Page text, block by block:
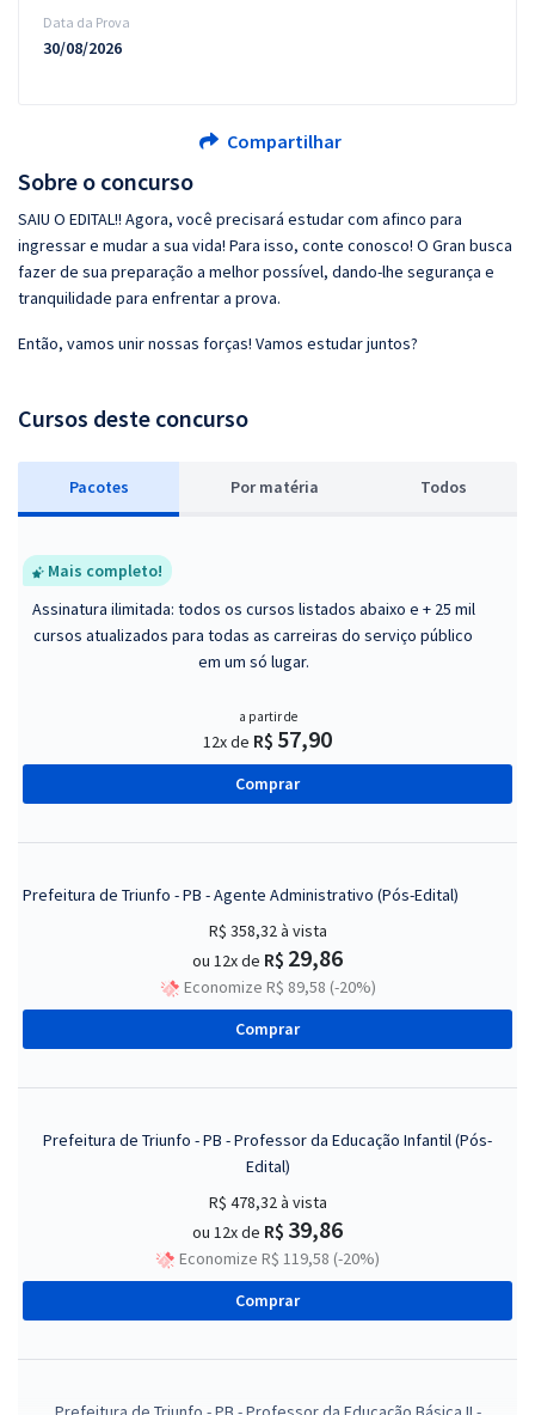
Sobre o concurso
SAIU O EDITAL!! Agora, você precisará estudar com afinco para
ingressar e mudar a sua vida! Para isso, conte conosco! O Gran busca
fazer de sua preparação a melhor possível, dando-lhe segurança e
tranquilidade para enfrentar a prova.
Então, vamos unir nossas forças! Vamos estudar juntos?
Cursos deste concurso
Pacotes Por matéria Todos
Mais completo!
Assinatura ilimitada: todos os cursos listados abaixo e + 25 mil
cursos atualizados para todas as carreiras do serviço público
em um só lugar.
a partir de
12x de R$ 57,90
Comprar
Prefeitura de Triunfo - PB - Agente Administrativo (Pós-Edital)
R$ 358,32à vista
ou 12x de R$ 29,86
Economize R$ 89,58 (-20%)
Comprar
Prefeitura de Triunfo - PB - Professor da Educação Infantil (Pós-
Edital)
R$ 478,32à vista
ou 12x de R$ 39,86
Economize R$ 119,58 (-20%)
Comprar
Data da Prova
30/08/2026
Compartilhar